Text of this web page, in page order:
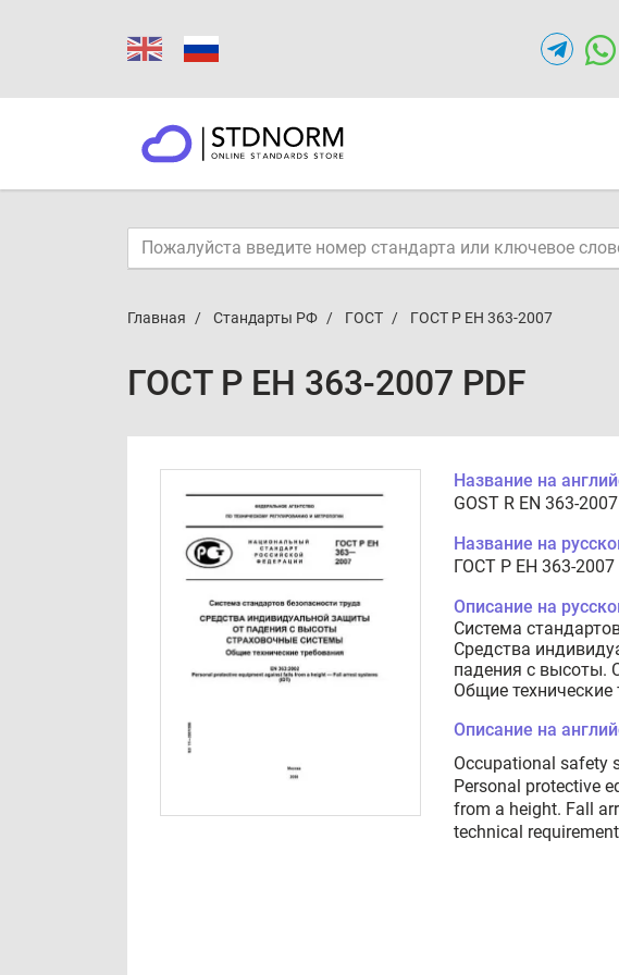
Главная Стандарты РФ ГОСТ ГОСТ Р ЕН 363-2007
ГОСТ Р ЕН 363-2007 PDF
Название на
GOST R EN 363-2007
Название на
ГОСТ Р ЕН 363-2007
Описание на
Система
Средства
падения с высоты.
Общие технические
Описание на
Occupational safety
Personal protective
from a height. Fall
technical